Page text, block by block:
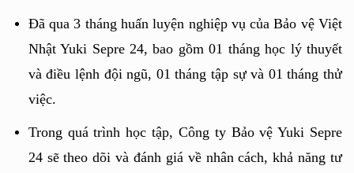
Đã qua 3 tháng huấn luyện nghiệp vụ của Bảo vệ Việt
Nhật Yuki Sepre 24, bao gồm 01 tháng học lý thuyết
và điều lệnh đội ngũ, 01 tháng tập sự và 01 tháng thử
việc.
Trong quá trình học tập, Công ty Bảo vệ Yuki Sepre
24 sẽ theo dõi và đánh giá về nhân cách, khả năng tư